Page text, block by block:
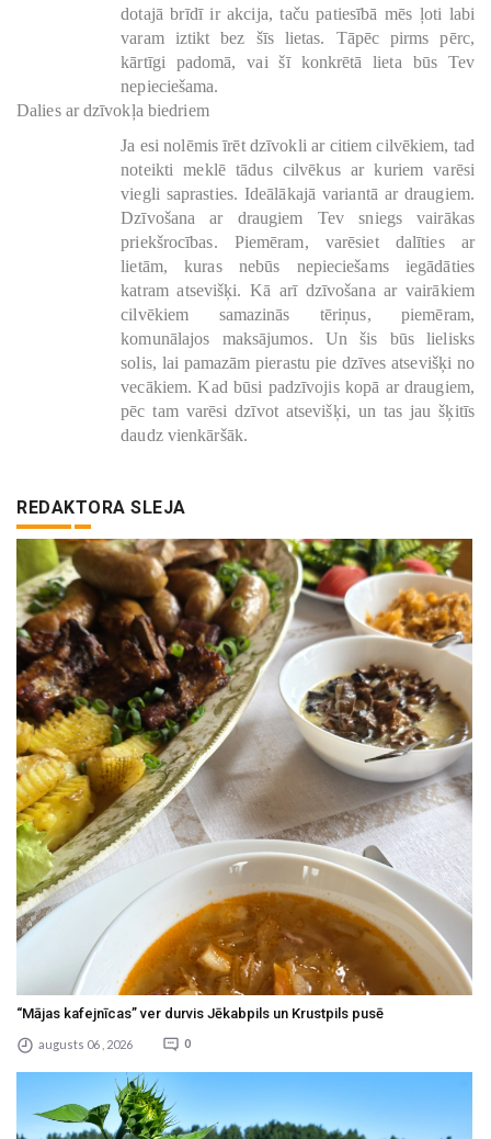
dotajā brīdī ir akcija, taču patiesībā mēs ļoti labi
varam iztikt bez šīs lietas. Tāpēc pirms pērc,
kārtīgi padomā, vai šī konkrētā lieta būs Tev
nepieciešama.
Dalies ar dzīvokļa biedriem
Ja esi nolēmis īrēt dzīvokli ar citiem cilvēkiem, tad
noteikti meklē tādus cilvēkus ar kuriem varēsi
viegli saprasties. Ideālākajā variantā ar draugiem.
Dzīvošana ar draugiem Tev sniegs vairākas
priekšrocības. Piemēram, varēsiet dalīties ar
lietām, kuras nebūs nepieciešams iegādāties
katram atsevišķi. Kā arī dzīvošana ar vairākiem
cilvēkiem samazinās tēriņus, piemēram,
komunālajos maksājumos. Un šis būs lielisks
solis, lai pamazām pierastu pie dzīves atsevišķi no
vecākiem. Kad būsi padzīvojis kopā ar draugiem,
pēc tam varēsi dzīvot atsevišķi, un tas jau šķitīs
daudz vienkāršāk.
REDAKTORA SLEJA
“Mājas kafejnīcas” ver durvis Jēkabpils un Krustpils pusē
augusts 06 , 2026 0